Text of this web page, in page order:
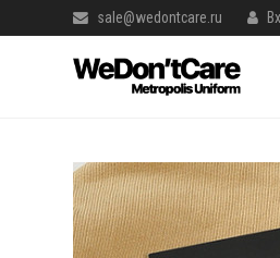
sale@wedontcare.ru